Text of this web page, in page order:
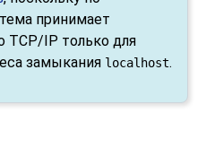
принимает
TCP/IP только для
замыкания localhost.